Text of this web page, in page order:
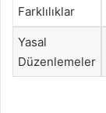
Farklılıklar
Yasal
Düzenlemeler